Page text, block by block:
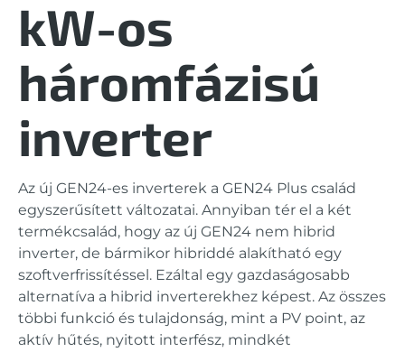
kW-os
háromfázisú
inverter
Az új GEN24-es inverterek a GEN24 Plus család
egyszerűsített változatai. Annyiban tér el a két
termékcsalád, hogy az új GEN24 nem hibrid
inverter, de bármikor hibriddé alakítható egy
szoftverfrissítéssel. Ezáltal egy gazdaságosabb
alternatíva a hibrid inverterekhez képest. Az összes
többi funkció és tulajdonság, mint a PV point, az
aktív hűtés, nyitott interfész, mindkét